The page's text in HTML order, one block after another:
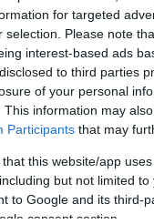
for targeted
selection. Please note
interest-based ads
to third parties
of your personal
This information may
Participants that may
that this website/app
but not limited
to Google and its third-
consent section.
έρχεσαι σε
σχολείο και
μέσα στο πλατό».
πως «Νομίζω
να εργάζεται
να ξεφύγει
να έχει